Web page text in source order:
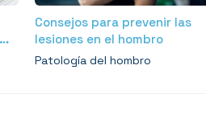
Consejos para prevenir las
lesiones en el hombro
Patología del hombro